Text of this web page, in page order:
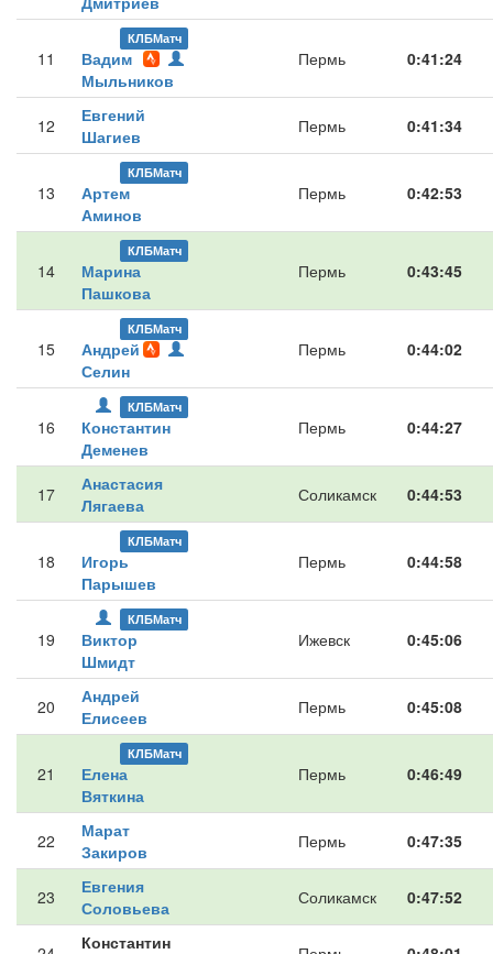
11
КЛБМатч
Вадим
Мыльников
Пермь 0:41:24
12
Евгений
Шагиев
Пермь 0:41:34
13
КЛБМатч
Артем
Аминов
Пермь 0:42:53
14
КЛБМатч
Марина
Пашкова
Пермь 0:43:45
15
КЛБМатч
Андрей
Селин
Пермь 0:44:02
16
КЛБМатч
Константин
Деменев
Пермь 0:44:27
17
Анастасия
Лягаева
Соликамск 0:44:53
18
КЛБМатч
Игорь
Парышев
Пермь 0:44:58
19
КЛБМатч
Виктор
Шмидт
Ижевск 0:45:06
20
Андрей
Елисеев
Пермь 0:45:08
21
КЛБМатч
Елена
Вяткина
Пермь 0:46:49
22
Марат
Закиров
Пермь 0:47:35
23
Евгения
Соловьева
Соликамск 0:47:52
Константин